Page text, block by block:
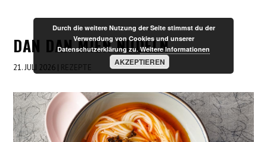
DAN DAN MIEN NUDELN
21. JULI 2026 | REZEPTE
Durch die weitere Nutzung der Seite stimmst du der
Verwendung von Cookies und unserer
Datenschutzerklärung zu.Weitere Informationen
AKZEPTIEREN